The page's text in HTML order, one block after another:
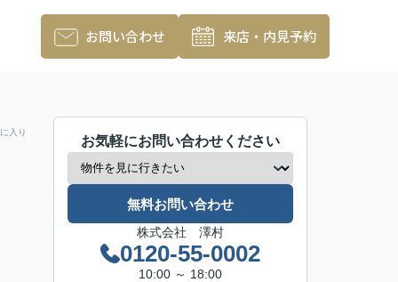
お問い合わせ 来店・内見予約
入り
お気軽にお問い合わせください
無料お問い合わせ
株式会社 澤村
0120-55-0002
10:00 ～ 18:00